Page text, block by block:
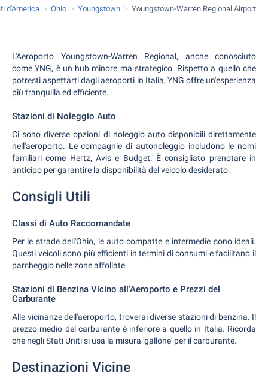
d'America Ohio Youngstown Youngstown-Warren Regional Airport
L'Aeroporto Youngstown-Warren Regional, anche conosciuto
come YNG, è un hub minore ma strategico. Rispetto a quello che
potresti aspettarti dagli aeroporti in Italia, YNG offre un'esperienza
più tranquilla ed efficiente.
Stazioni di Noleggio Auto
Ci sono diverse opzioni di noleggio auto disponibili direttamente
nell'aeroporto. Le compagnie di autonoleggio includono le nomi
familiari come Hertz, Avis e Budget. È consigliato prenotare in
anticipo per garantire la disponibilità del veicolo desiderato.
Consigli Utili
Classi di Auto Raccomandate
Per le strade dell'Ohio, le auto compatte e intermedie sono ideali.
Questi veicoli sono più efficienti in termini di consumi e facilitano il
parcheggio nelle zone affollate.
Stazioni di Benzina Vicino all'Aeroporto e Prezzi del
Carburante
Alle vicinanze dell'aeroporto, troverai diverse stazioni di benzina. Il
prezzo medio del carburante è inferiore a quello in Italia. Ricorda
che negli Stati Uniti si usa la misura 'gallone' per il carburante.
Destinazioni Vicine